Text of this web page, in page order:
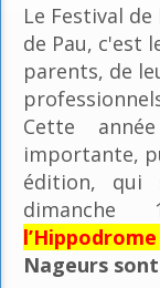
Le Festival
de Pau, c'est
parents, de
Cette
importante,
édition, qui
Nageurs